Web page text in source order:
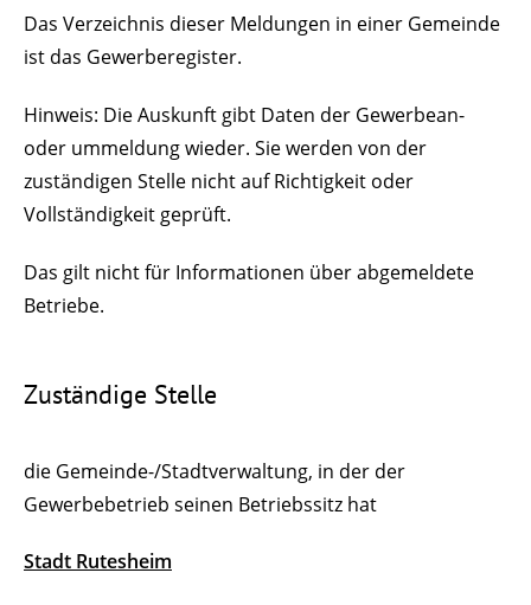
Das Verzeichnis dieser Meldungen in einer Gemeinde
ist das Gewerberegister.
Hinweis: Die Auskunft gibt Daten der Gewerbean-
oder ummeldung wieder. Sie werden von der
zuständigen Stelle nicht auf Richtigkeit oder
Vollständigkeit geprüft.
Das gilt nicht für Informationen über abgemeldete
Betriebe.
Zuständige Stelle
die Gemeinde-/Stadtverwaltung, in der der
Gewerbebetrieb seinen Betriebssitz hat
Stadt Rutesheim